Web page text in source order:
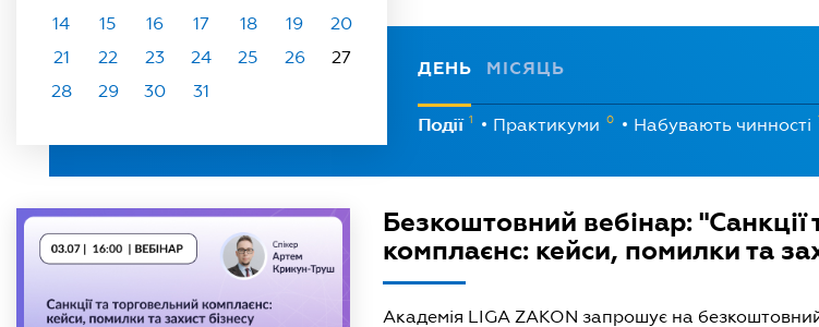
14
15 16 17 18 19
20
21
22 23 24 25 26
27
28
29 30 31
ДЕНЬ МІСЯЦЬ
Події 1 Практикуми 0 Набувають чинності
Безкоштовний вебінар: "Санкції
комплаєнс: кейси, помилки та
Академія LIGA ZAKON запрошує на